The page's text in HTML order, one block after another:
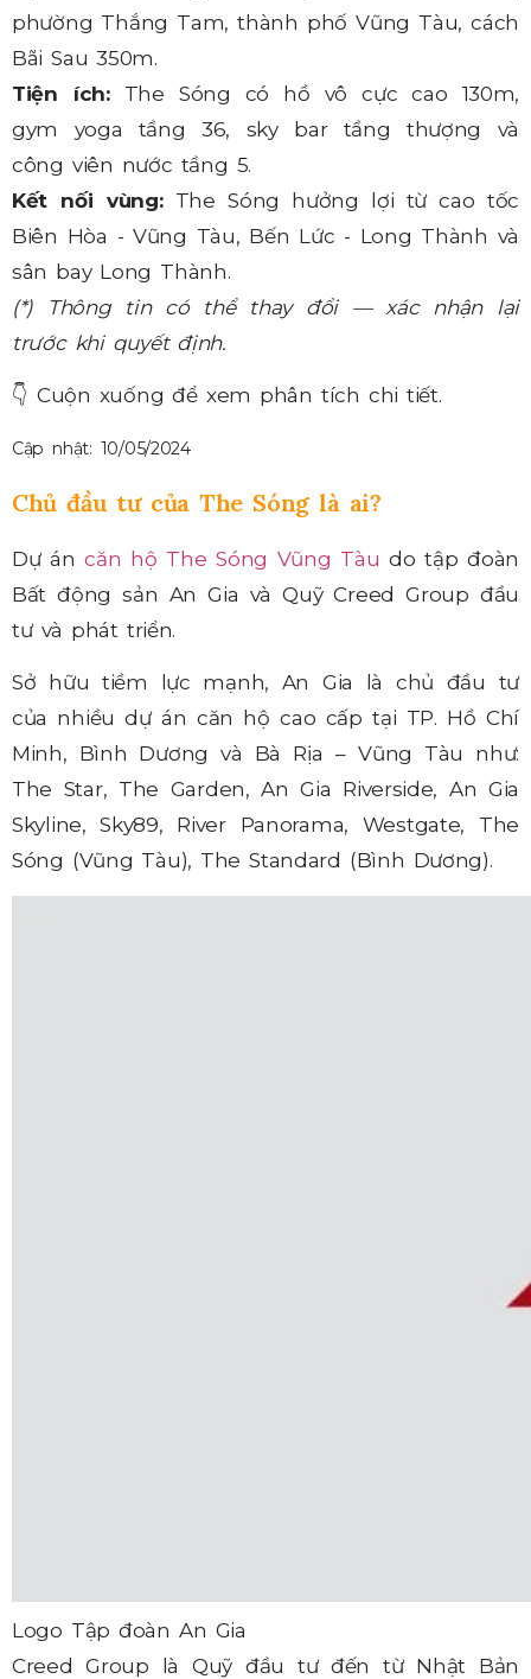
phường Thắng Tam, thành phố Vũng Tàu, cách
Bãi Sau 350m.
Tiện ích:
The Sóng có hồ vô cực cao 130m,
gym yoga tầng 36, sky bar tầng thượng và
công viên nước tầng 5.
Kết nối vùng: The Sóng hưởng lợi từ cao tốc
Biên Hòa - Vũng Tàu, Bến Lức - Long Thành và
sân bay Long Thành.
(*) Thông tin có thể thay đổi — xác nhận lại
trước khi quyết định.
👇 Cuộn xuống để xem phân tích chi tiết.
Cập nhật: 10/05/2024
Chủ đầu tư của The Sóng là ai?
Dự áncăn hộ The Sóng Vũng Tàu do tập đoàn
Bất động sản An Gia và Quỹ Creed Group đầu
tư và phát triển.
Sở hữu tiềm lực mạnh, An Gia là chủ đầu tư
của nhiều dự án căn hộ cao cấp tại TP. Hồ Chí
Minh, Bình Dương và Bà Rịa – Vũng Tàu như:
The Star, The Garden, An Gia Riverside, An Gia
Skyline, Sky89, River Panorama, Westgate, The
Sóng (Vũng Tàu), The Standard (Bình Dương).
Logo Tập đoàn An Gia
Creed Group là Quỹ đầu tư đến từ Nhật Bản